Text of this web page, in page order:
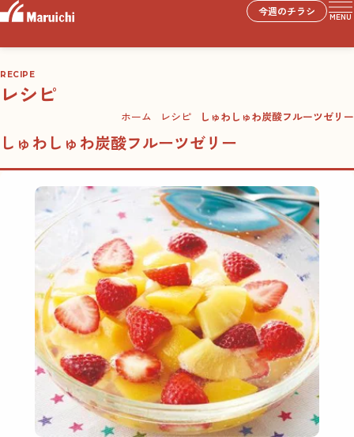
今週のチラシ MENU
RECIPE
レシピ
ホーム レシピ しゅわしゅわ炭酸フルーツゼリー
しゅわしゅわ炭酸フルーツゼリー